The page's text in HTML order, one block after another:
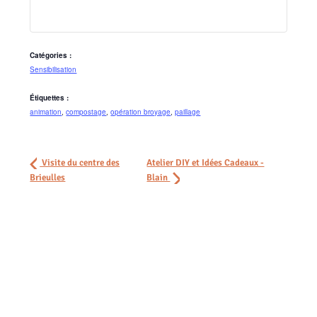
Catégories :
Sensibilisation
Étiquettes :
animation, compostage, opération broyage, paillage
Visite du centre des
Brieulles
Atelier DIY et Idées Cadeaux -
Blain